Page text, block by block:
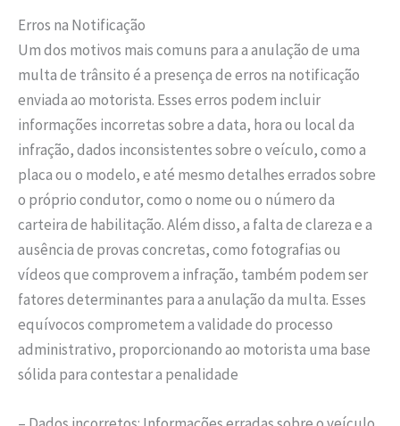
Erros na Notificação
Um dos motivos mais comuns para a anulação de uma
multa de trânsito é a presença de erros na notificação
enviada ao motorista. Esses erros podem incluir
informações incorretas sobre a data, hora ou local da
infração, dados inconsistentes sobre o veículo, como a
placa ou o modelo, e até mesmo detalhes errados sobre
o próprio condutor, como o nome ou o número da
carteira de habilitação. Além disso, a falta de clareza e a
ausência de provas concretas, como fotografias ou
vídeos que comprovem a infração, também podem ser
fatores determinantes para a anulação da multa. Esses
equívocos comprometem a validade do processo
administrativo, proporcionando ao motorista uma base
sólida para contestar a penalidade